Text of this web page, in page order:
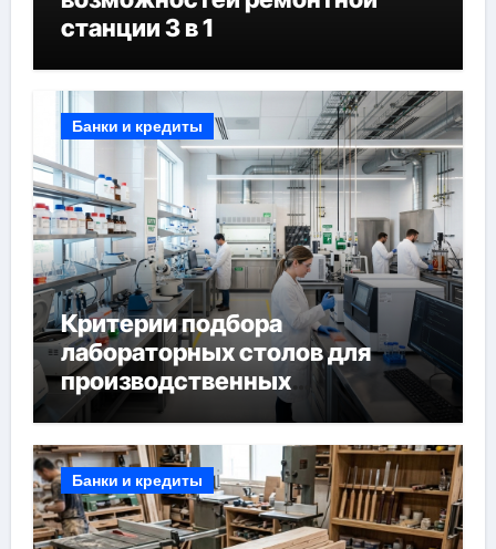
станции 3 в 1
Банки и кредиты
Критерии подбора
лабораторных столов для
производственных
лабораторий
Банки и кредиты